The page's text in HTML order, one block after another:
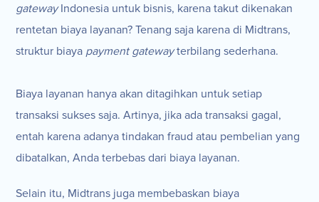
gatewayIndonesia untuk bisnis, karena takut dikenakan
rentetan biaya layanan? Tenang saja karena di Midtrans,
struktur biaya payment gatewayterbilang sederhana.
Biaya layanan hanya akan ditagihkan untuk setiap
transaksi sukses saja. Artinya, jika ada transaksi gagal,
entah karena adanya tindakan fraud atau pembelian yang
dibatalkan, Anda terbebas dari biaya layanan.
Selain itu, Midtrans juga membebaskan biaya